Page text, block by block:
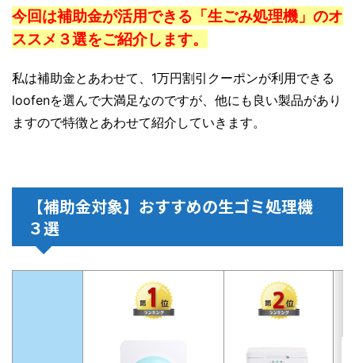
今回は補助金が活用できる「生ごみ処理機」のオ
ススメ３選をご紹介します。
私は補助金とあわせて、1万円割引クーポンが利用できる
loofenを選んで大満足なのですが、他にも良い製品があり
ますので特徴とあわせて紹介していきます。
【補助金対象】おすすめの生ゴミ処理機
３選